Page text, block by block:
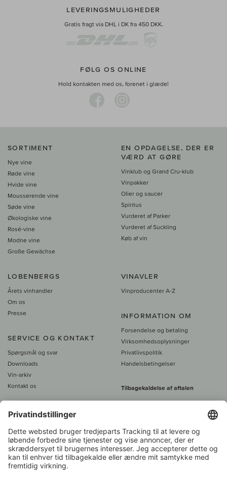
LEVERINGSMULIGHEDER
Gratis fragt via DHL i DK fra 450 DKK.
FØLG OS ONLINE
Hold kontakten med os, forenet i glæde!
SORTIMENT
Nye vine
Røde vine
Hvide vine
Mousserende vine
Søde vine
Økologiske vine
Rosé-vine
Modne vine
Große Gewächse
EN OPDAGELSE, DER ER
VÆRD AT GØRE
Vinklub og Grand Cru-klub
Vinpakker
Olier og saucer
Spiritus
Vurderet af Parker
Vurderet af Suckling
Køb af vin
LOBENBERGS
Årets vinhandler
Om os
Presse
SERVICE OG KONTAKT
Spørgsmål og svar
Downloads
Vin-arkiv
Kontakt os
VINAVLER
Vinproducenter A-Z
INFORMATION OM
Forsendelse og betaling
Virksomhedsoplysninger
Privatlivspolitik
Handelsbetingelser
Tilbagekaldelse af aftalen
Alle priser er inkl. moms, plus 39
450 DKK gratis fragt